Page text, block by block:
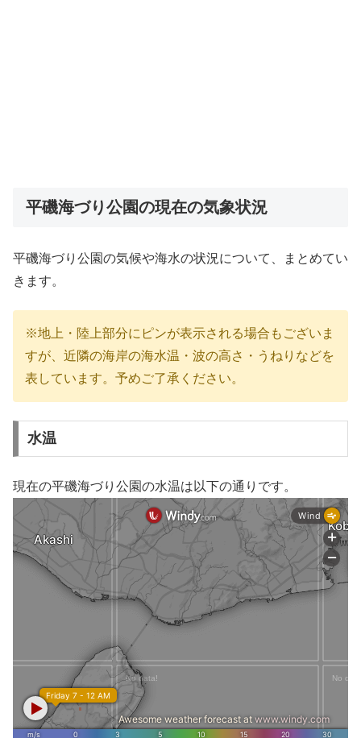
平磯海づり公園の現在の気象状況
平磯海づり公園の気候や海水の状況について、まとめてい
きます。
※地上・陸上部分にピンが表示される場合もございま
すが、近隣の海岸の海水温・波の高さ・うねりなどを
表しています。予めご了承ください。
水温
現在の平磯海づり公園の水温は以下の通りです。